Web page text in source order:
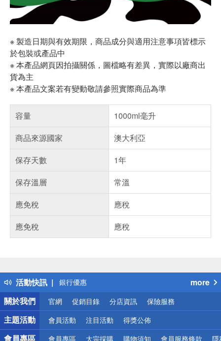
※ 製造日期與有效期限，商品成分與適用注意事項皆標示
於包裝或產品中
※ 本產品網頁因拍攝關係，圖檔略有差異，實際以廠商出
貨為主
※ 本產品文案若有變動敬請參照實際商品為準
容量
1000ml毫升
商品來源國家
澳大利亞
保存天數
1年
保存溫層
常溫
應免稅
應稅
應免稅
應稅
活動快訊
偏遠地區配送
熱門話題
銀行優惠
偏遠地區配送
詐騙網頁！請小心！
more
關於我們
官網 促銷目錄 分店資訊 保險服務
主題活動 會員活動 注目活動 得獎公佈
會員專區 會員專區 大宗採購 購物須知 會員服務條款 隱